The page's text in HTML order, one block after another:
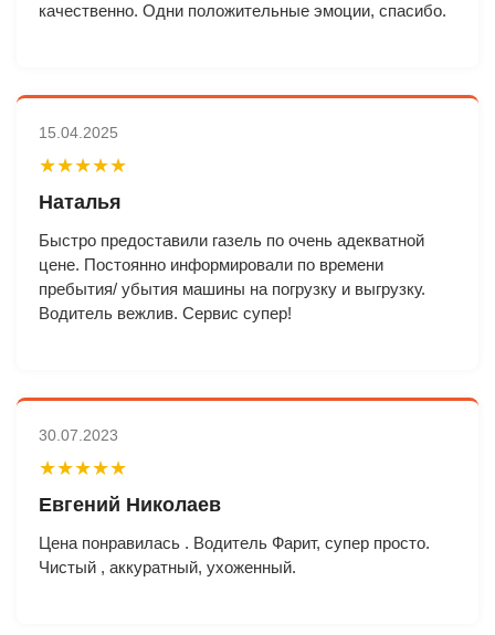
качественно. Одни положительные эмоции, спасибо.
15.04.2025
★★★★★
Наталья
Быстро предоставили газель по очень адекватной
цене. Постоянно информировали по времени
пребытия/ убытия машины на погрузку и выгрузку.
Водитель вежлив. Сервис супер!
30.07.2023
★★★★★
Евгений Николаев
Цена понравилась . Водитель Фарит, супер просто.
Чистый , аккуратный, ухоженный.